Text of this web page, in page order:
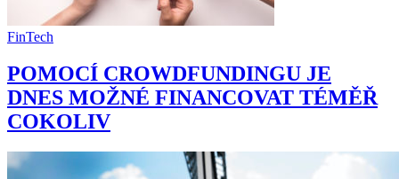
FinTech
POMOCÍ CROWDFUNDINGU JE
DNES MOŽNÉ FINANCOVAT TÉMĚŘ
COKOLIV